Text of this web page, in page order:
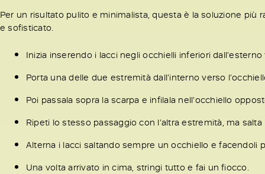
Per un risultato pulito e minimalista, questa è la soluzione più
e sofisticato.
Inizia inserendo i lacci negli occhielli inferiori dall’esterno
Porta una delle due estremità dall’interno verso
Poi passala sopra la scarpa e infilala nell’occhiello
Ripeti lo stesso passaggio con l’altra estremità, ma
Alterna i lacci saltando sempre un occhiello e facendoli
Una volta arrivato in cima, stringi tutto e fai un fiocco.